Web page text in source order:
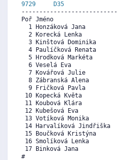
9729
D35
Poř Jméno
1 Honzáková
2 Korecká
3 Kinštová
4 Paulíčková
5 Hrodková
6 Veselá
7 Kovářová
8 Zábranská
9 Fričková
10 Kopecká
11 Koubová
12 Kubešová
13 Votíková
14 Harvalíková
15 Boučková
16 Smolíková
17 Binková